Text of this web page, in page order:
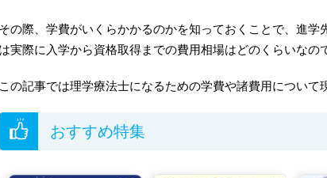
その際、学費がいくらかかるのかを知っておくことで、進
は実際に入学から資格取得までの費用相場はどのくらいなの
この記事では理学療法士になるための学費や諸費用について
おすすめ特集